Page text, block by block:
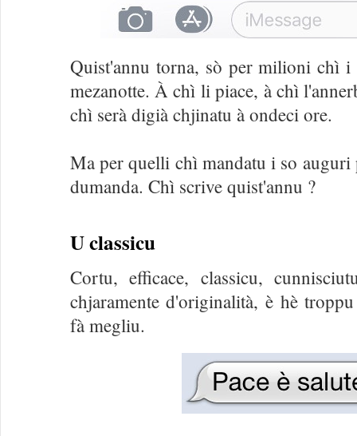
Quist'annu torna, sò per milioni chì i
mezanotte. À chì li piace, à chì
chì serà digià chjinatu à ondeci ore.
Ma per quelli chì mandatu i so auguri
dumanda. Chì scrive quist'annu ?
U classicu
Cortu, efficace, classicu,
chjaramente d'originalità, è hè
fà megliu.